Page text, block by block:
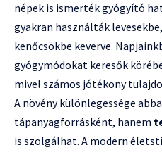
népek is ismerték gyógyító
gyakran használták
kenőcsökbe keverve.
gyógymódokat keresők
mivel számos jótékony
A növény különlegessége
tápanyagforrásként, hanem
is szolgálhat. A modern